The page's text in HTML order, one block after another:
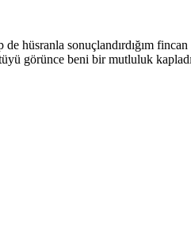
hüsranla sonuçlandırdığım
görünce beni bir mutluluk